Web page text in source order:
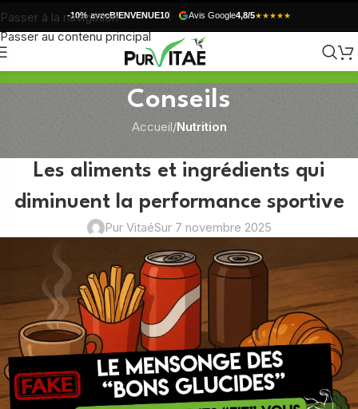
Passer à la navigation
Passer au contenu principal
-10% avecBIENVENUE10 Avis Google4,8/5★★★★★
Conseils
Accueil/Nutrition
Les aliments et ingrédients qui
diminuent la performance sportive
Pur VitaéSur 7 novembre 2025